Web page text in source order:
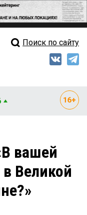
выпуск
Поиск по сайту
вашей
Великой